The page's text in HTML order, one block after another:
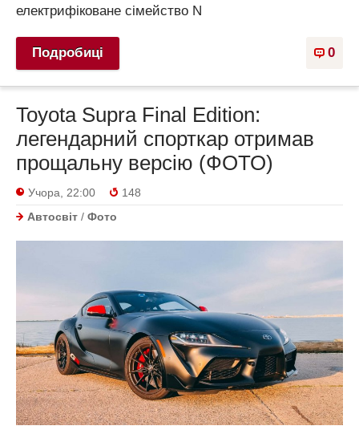
електрифіковане сімейство N
0
Подробиці
Toyota Supra Final Edition:
легендарний спорткар отримав
прощальну версію (ФОТО)
Учора, 22:00
148
Автосвіт / Фото